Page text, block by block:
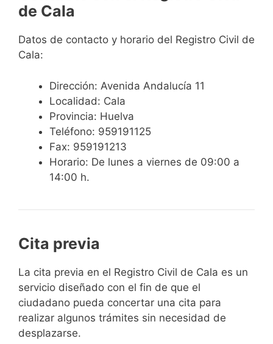
de Cala
Datos de contacto y horario del Registro Civil de
Cala:
Dirección: Avenida Andalucía 11
Localidad: Cala
Provincia: Huelva
Teléfono: 959191125
Fax: 959191213
Horario: De lunes a viernes de 09:00 a
14:00 h.
Cita previa
​​​​​​​​​​​​​​​​​​​​​​​​​​​​La cita previa en el Registro Civil de Cala es un
servicio diseñado con el fin de que el
ciudadano pueda concertar una cita para
realizar algunos trámites sin necesidad de
desplazarse.​